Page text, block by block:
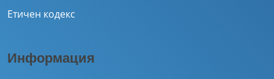
Етичен кодекс
Информация